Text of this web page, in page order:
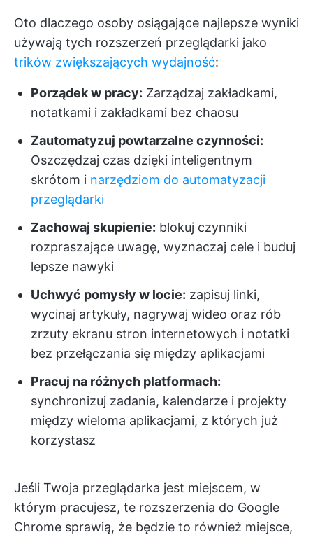
Oto dlaczego osoby osiągające najlepsze wyniki
używają tych rozszerzeń przeglądarki jako
trików zwiększających wydajność:
Porządek w pracy: Zarządzaj zakładkami,
notatkami i zakładkami bez chaosu
Zautomatyzuj powtarzalne czynności:
Oszczędzaj czas dzięki inteligentnym
skrótom i narzędziom do automatyzacji
przeglądarki
Zachowaj skupienie: blokuj czynniki
rozpraszające uwagę, wyznaczaj cele i buduj
lepsze nawyki
Uchwyć pomysły w locie: zapisuj linki,
wycinaj artykuły, nagrywaj wideo oraz rób
zrzuty ekranu stron internetowych i notatki
bez przełączania się między aplikacjami
Pracuj na różnych platformach:
synchronizuj zadania, kalendarze i projekty
między wieloma aplikacjami, z których już
korzystasz
Jeśli Twoja przeglądarka jest miejscem, w
którym pracujesz, te rozszerzenia do Google
Chrome sprawią, że będzie to również miejsce,